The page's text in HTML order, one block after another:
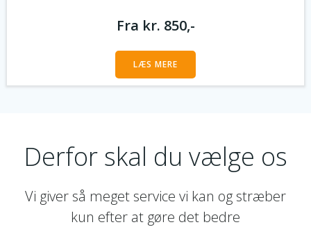
Fra kr. 850,-
LÆS MERE
Derfor skal du vælge os
Vi giver så meget service vi kan og stræber
kun efter at gøre det bedre